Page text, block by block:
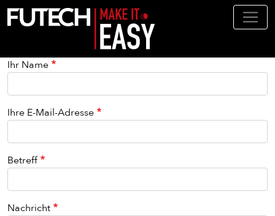
Direkt zum Inhalt
Ihr Name
Ihre E-Mail-Adresse
Betreff
Nachricht